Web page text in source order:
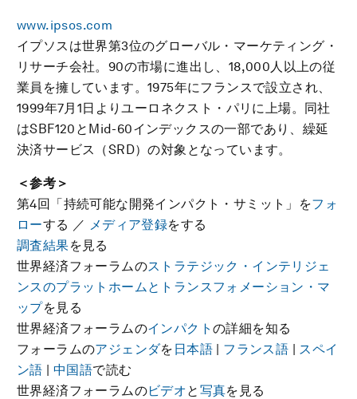
www.ipsos.com
イプソスは世界第3位のグローバル・マーケティング・
リサーチ会社。90の市場に進出し、18,000人以上の従
業員を擁しています。1975年にフランスで設立され、
1999年7月1日よりユーロネクスト・パリに上場。同社
はSBF120とMid-60インデックスの一部であり、繰延
決済サービス（SRD）の対象となっています。
＜参考＞
第4回「持続可能な開発インパクト・サミット」をフォ
ローする ／ メディア登録をする
調査結果を見る
世界経済フォーラムのストラテジック・インテリジェ
ンスのプラットホームとトランスフォメーション・マ
ップを見る
世界経済フォーラムのインパクト の詳細を知る
フォーラムのアジェンダを 日本語 | フランス語 | スペイ
ン語 |中国語で読む
世界経済フォーラムのビデオと 写真を見る